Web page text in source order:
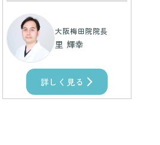
大阪梅田院院長
里 輝幸
詳しく見る